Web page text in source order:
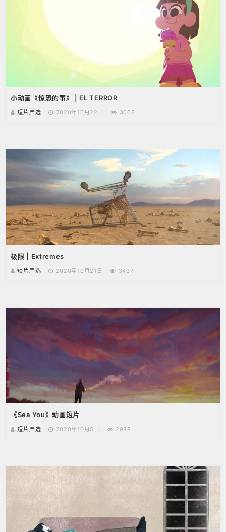
小动画《惊恐的事》 | EL TERROR
短片严选 2020年10月22日 3002
极限 | Extremes
短片严选 2020年10月21日 3437
《Sea You》动画短片
短片严选 2020年10月5日 2988